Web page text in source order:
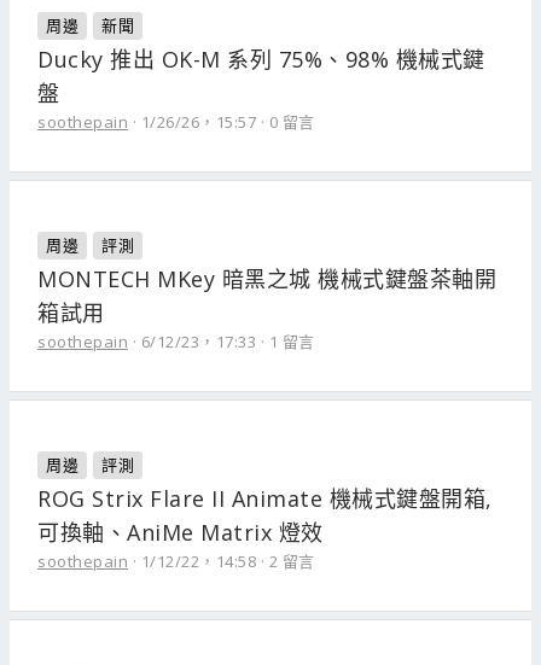
周邊 新聞
Ducky 推出 OK-M 系列 75%、98% 機械式鍵
盤
soothepain 1/26/26，15:57 0 留言
周邊 評測
MONTECH MKey 暗黑之城 機械式鍵盤茶軸開
箱試用
soothepain 6/12/23，17:33 1 留言
周邊 評測
ROG Strix Flare II Animate 機械式鍵盤開箱,
可換軸、AniMe Matrix 燈效
soothepain 1/12/22，14:58 2 留言